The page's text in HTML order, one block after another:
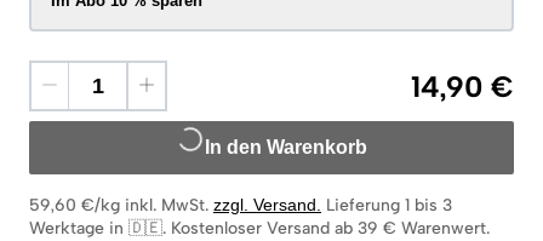
14,90 €
In den Warenkorb
59,60 €/kg inkl. MwSt. zzgl. Versand. Lieferung 1 bis 3
Werktage in 🇩🇪. Kostenloser Versand ab 39 € Warenwert.